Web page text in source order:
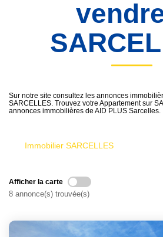
Sur notre site consultez les annonces
SARCELLES. Trouvez votre Appartement sur
annonces immobilières de AID PLUS Sarcelles.
Immobilier SARCELLES
Afficher la carte
8 annonce(s) trouvée(s)